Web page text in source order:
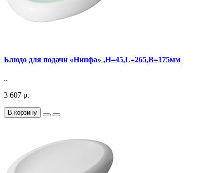
Блюдо для подачи «Нинфа» ,H=45,L=265,B=175мм
..
3 607 р.
В корзину